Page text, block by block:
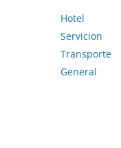
Hotel
Servicion
Transporte
General